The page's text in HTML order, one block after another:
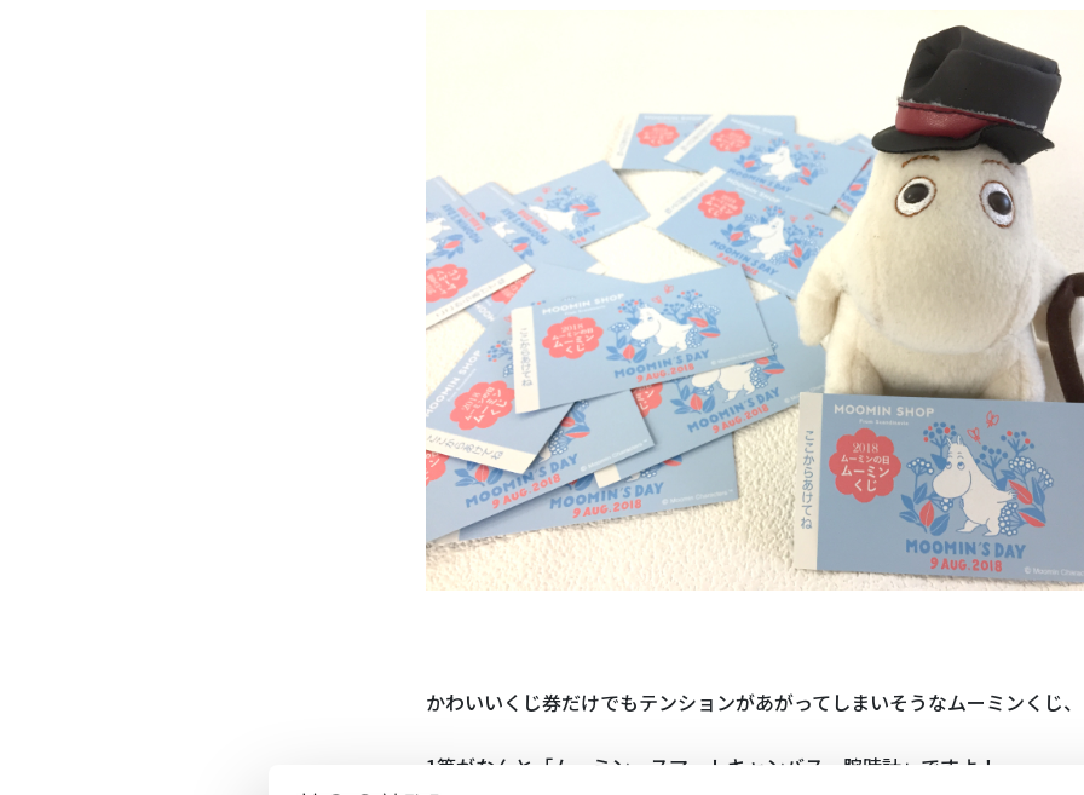
かわいいくじ券だけでもテンションがあがってしまいそうなムーミンくじ、
1等がなんと「ムーミン スマートキャンバス 腕時計」ですよ！